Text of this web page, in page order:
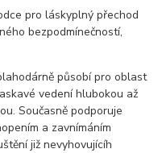
pro láskyplný přechod
bezpodmínečností,
působí pro oblast
vedení hlubokou až
Současně podporuje
a zavnímáním
již nevyhovujícíh